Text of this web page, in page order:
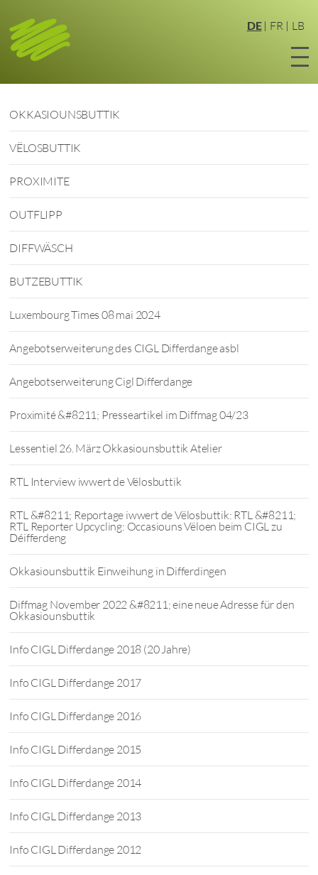
DE FR LB
OKKASIOUNSBUTTIK
VËLOSBUTTIK
PROXIMITE
OUTFLIPP
DIFFWÄSCH
BUTZEBUTTIK
Luxembourg Times 08 mai 2024
Angebotserweiterung des CIGL Differdange asbl
Angebotserweiterung Cigl Differdange
Proximité &#8211; Presseartikel im Diffmag 04/23
Lessentiel 26. März Okkasiounsbuttik Atelier
RTL Interview iwwert de Vëlosbuttik
RTL &#8211; Reportage iwwert de Vëlosbuttik: RTL &#8211;
RTL Reporter Upcycling: Occasiouns Vëloen beim CIGL zu
Déifferdeng
Okkasiounsbuttik Einweihung in Differdingen
Diffmag November 2022 &#8211; eine neue Adresse für den
Okkasiounsbuttik
Info CIGL Differdange 2018 (20 Jahre)
Info CIGL Differdange 2017
Info CIGL Differdange 2016
Info CIGL Differdange 2015
Info CIGL Differdange 2014
Info CIGL Differdange 2013
Info CIGL Differdange 2012